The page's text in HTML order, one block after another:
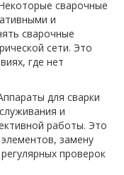
сварочные
и
сварочные
сети. Это
где нет
для сварки
и
работы. Это
замену
проверок